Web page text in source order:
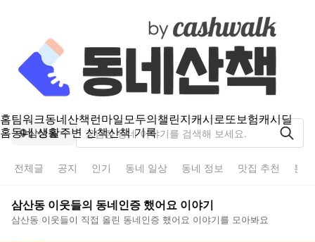
홈팀워크동네산책런마일모두의챌린지캐시로또보험캐시딜
홈동네 생활주변 산책산책 기록
삼산동
전체글 공지 인기 동네 일상 동네 정보 맛집 추천 분
삼산동 이웃들의 동네인증 했어요 이야기
삼산동 이웃들이 직접 올린 동네인증 했어요 이야기를 모아봐요